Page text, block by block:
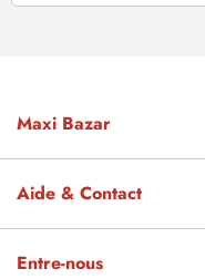
Maxi Bazar
Aide & Contact
Entre-nous